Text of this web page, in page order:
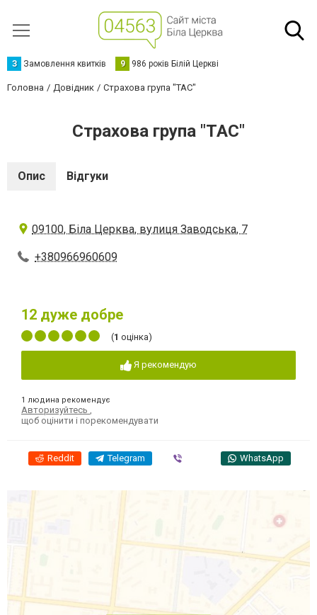
З Замовлення квитків 9 986 років Білій Церкві
Головна Довідник Страхова група "ТАС"
Страхова група "ТАС"
Опис Відгуки
09100, Біла Церква, вулиця Заводська, 7
+380966960609
12 дуже добре
(1 оцінка)
Я рекомендую
1 людина рекомендує
Авторизуйтесь
щоб оцінити і порекомендувати
Reddit Telegram WhatsApp